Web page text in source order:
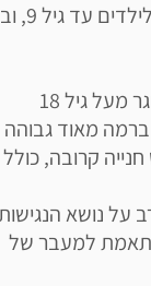
• גילאים: רשת
מאוד גבוהה
קרובה, כולל
על נושא
למעבר של